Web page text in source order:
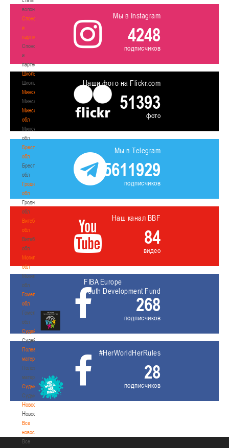
волонтером
Спонсоры
и
партнеры
Спонсоры
и
партнеры
Школы
Школы
Минск
Минск
Минская
обл
Минская
обл
Брестская
обл
Брестская
обл
Гродненская
обл
Гродненская
обл
Витебская
обл
Витебская
обл
Могилевская
обл
Могилевская
обл
Гомельская
обл
Гомельская
обл
Судейство
Судейство
Полезные
материалы
Полезные
материалы
Судьи
Судьи
Новости
Новости
Все
новости
Все
Мы в Instagram
4248
подписчиков
Наши фото на Flickr.com
51393
фото
Мы в Telegram
5611929
подписчиков
Наш канал BBF
84
видео
FIBA Europe
Youth Development Fund
268
подписчиков
#HerWorldHerRules
28
подписчиков